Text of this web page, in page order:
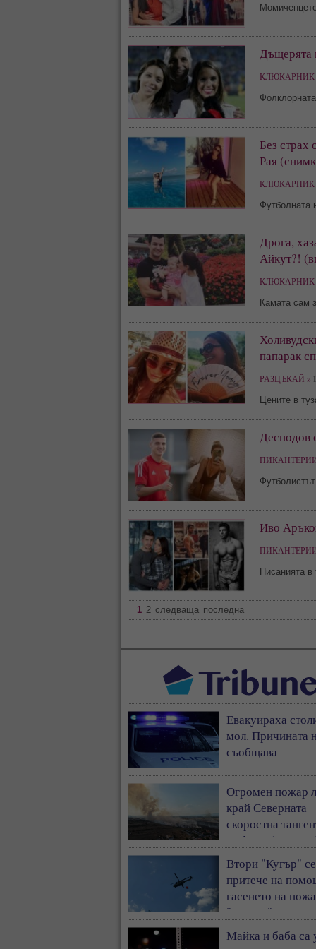
Дъщерята
КЛЮКАРНИК
Без страх
Рая
КЛЮКАРНИК
Футболната
Дрога,
Айкут?!
КЛЮКАРНИК
Камата сам
папарак
РАЗЦЪКАЙ »
Цените в
Десподов
Иво
Писанията
1 2 следваща последна
Евакуираха
мол. Причината
съобщава
Огромен пожар
край Северната
скоростна
София - (ВИДЕО)
Втори "Кугър" се
притече на
гасенето на
"Тракия"
Майка и баба са